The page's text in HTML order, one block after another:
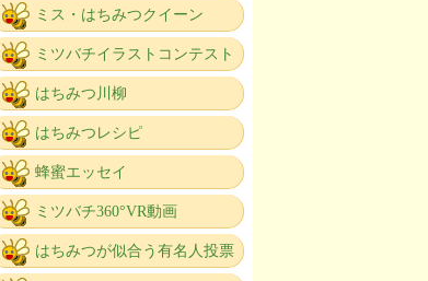
ミス・はちみつクイーン
ミツバチイラストコンテスト
はちみつ川柳
はちみつレシピ
蜂蜜エッセイ
ミツバチ360°VR動画
はちみつが似合う有名人投票